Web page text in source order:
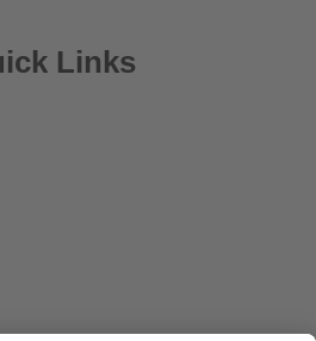
Links